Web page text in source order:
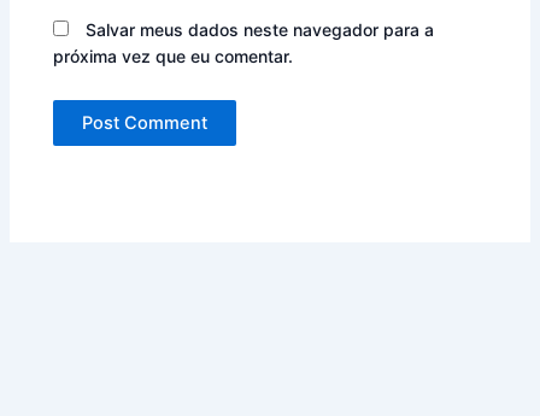
Salvar meus dados neste navegador para a
próxima vez que eu comentar.